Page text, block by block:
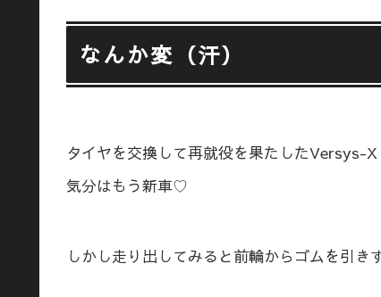
なんか変（汗）
タイヤを交換して再就役を果たしたVersys-X
気分はもう新車♡
しかし走り出してみると前輪からゴムを引き